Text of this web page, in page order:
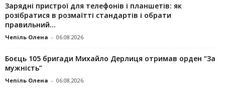
Зарядні пристрої для телефонів і планшетів: як
розібратися в розмаїтті стандартів і обрати
правильний...
Чепіль Олена - 06.08.2026
Боєць 105 бригади Михайло Дерлиця отримав орден “За
мужність”
Чепіль Олена - 06.08.2026